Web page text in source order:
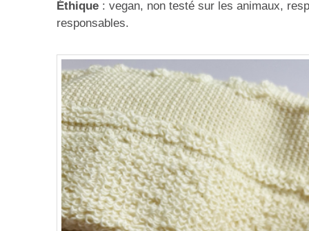
Éthique : vegan, non testé sur les animaux,
responsables.